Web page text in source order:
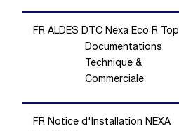
FR ALDES DTC Nexa Eco R Top
Documentations
Technique &
Commerciale
FR Notice d'Installation NEXA